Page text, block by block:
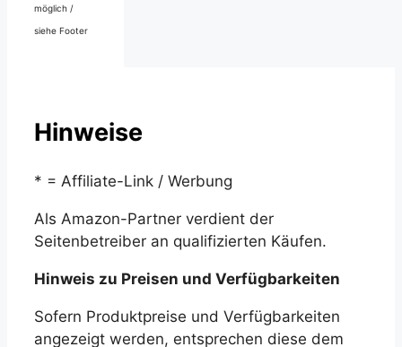
möglich /
siehe Footer
Hinweise
* = Affiliate-Link / Werbung
Als Amazon-Partner verdient der
Seitenbetreiber an qualifizierten Käufen.
Hinweis zu Preisen und Verfügbarkeiten
Sofern Produktpreise und Verfügbarkeiten
angezeigt werden, entsprechen diese dem